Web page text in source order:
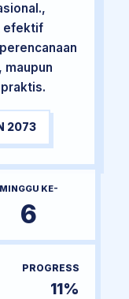
efektif
maupun
2073
MINGGU KE-
6
PROGRESS
11%